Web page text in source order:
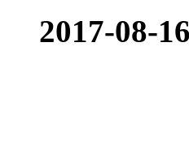
2017-08-